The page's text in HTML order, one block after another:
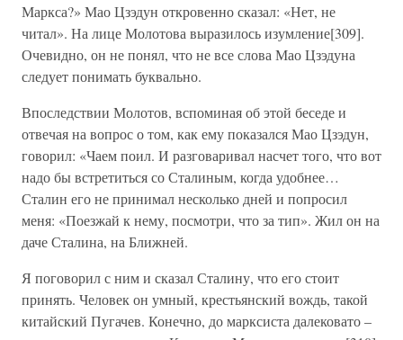
Маркса?» Мао Цзэдун откровенно сказал: «Нет, не
читал». На лице Молотова выразилось изумление[309].
Очевидно, он не понял, что не все слова Мао Цзэдуна
следует понимать буквально.
Впоследствии Молотов, вспоминая об этой беседе и
отвечая на вопрос о том, как ему показался Мао Цзэдун,
говорил: «Чаем поил. И разговаривал насчет того, что вот
надо бы встретиться со Сталиным, когда удобнее…
Сталин его не принимал несколько дней и попросил
меня: «Поезжай к нему, посмотри, что за тип». Жил он на
даче Сталина, на Ближней.
Я поговорил с ним и сказал Сталину, что его стоит
принять. Человек он умный, крестьянский вождь, такой
китайский Пугачев. Конечно, до марксиста далековато –